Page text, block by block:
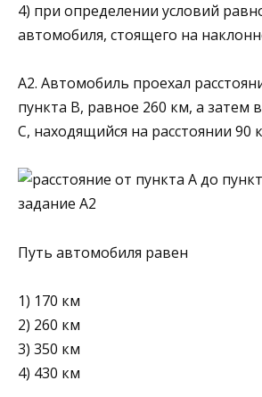
4) при определении условий
автомобиля, стоящего на
А2. Автомобиль проехал
пункта В, равное 260 км, а затем
С, находящийся на расстоянии 90
Путь автомо­биля равен
1) 170 км
2) 260 км
3) 350 км
4) 430 км